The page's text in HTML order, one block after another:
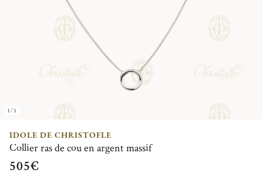
1/1
IDOLE DE CHRISTOFLE
Collier ras de cou en argent massif
505€